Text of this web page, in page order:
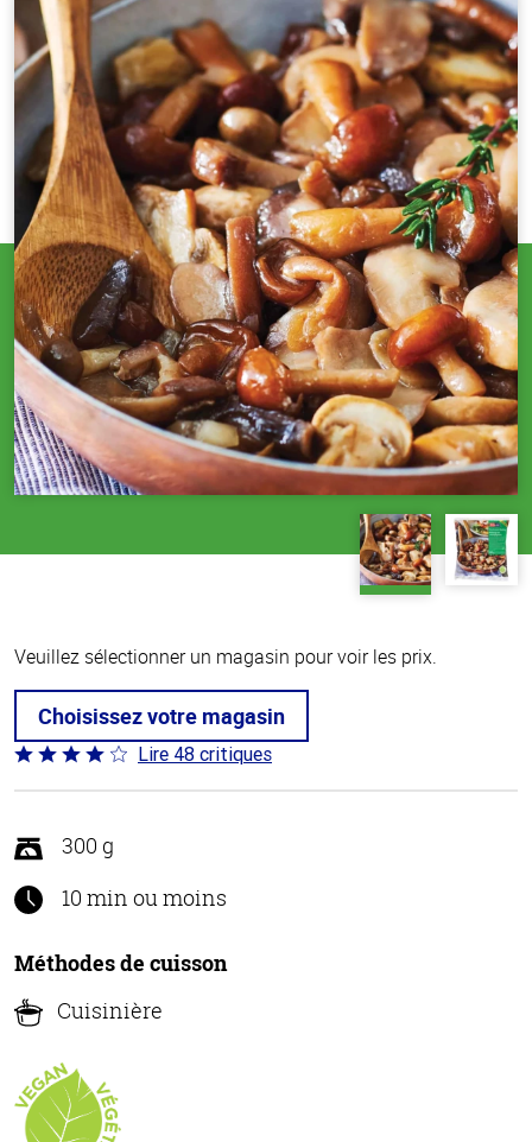
Veuillez sélectionner un magasin pour voir les prix.
Choisissez votre magasin
Coté
3.8 sur
Lire 48 critiques
300 g
10 min ou moins
Méthodes de cuisson
Cuisinière